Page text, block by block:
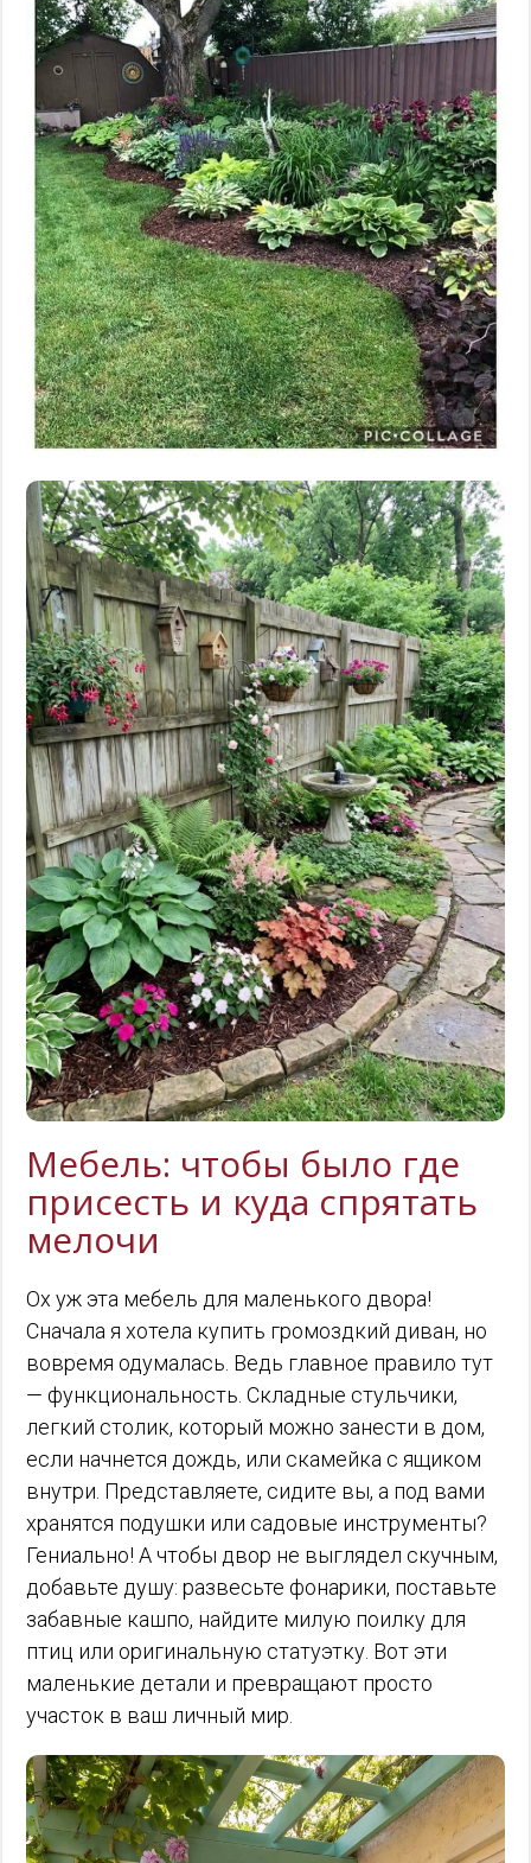
Мебель: чтобы было где
присесть и куда спрятать
мелочи
Ох уж эта мебель для маленького двора!
Сначала я хотела купить громоздкий диван, но
вовремя одумалась. Ведь главное правило тут
— функциональность. Складные стульчики,
легкий столик, который можно занести в дом,
если начнется дождь, или скамейка с ящиком
внутри. Представляете, сидите вы, а под вами
хранятся подушки или садовые инструменты?
Гениально! А чтобы двор не выглядел скучным,
добавьте душу: развесьте фонарики, поставьте
забавные кашпо, найдите милую поилку для
птиц или оригинальную статуэтку. Вот эти
маленькие детали и превращают просто
участок в ваш личный мир.